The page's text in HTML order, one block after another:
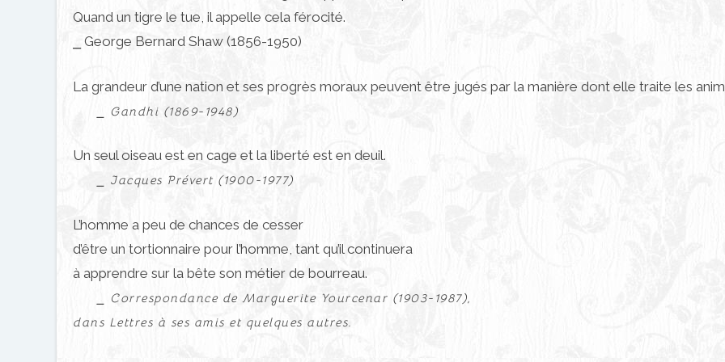
Quand un tigre le tue, il appelle cela férocité.
⎯ George Bernard Shaw (1856-1950)
La grandeur d’une nation et ses progrès moraux peuvent être jugés par la manière dont elle traite les
⎯ Gandhi (1869-1948)
Un seul oiseau est en cage et la liberté est en deuil.
⎯ Jacques Prévert (1900-1977)
L’homme a peu de chances de cesser
d’être un tortionnaire pour l’homme, tant qu’il continuera
à apprendre sur la bête son métier de bourreau.
⎯ Correspondance de Marguerite Yourcenar (1903-1987),
dans Lettres à ses amis et quelques autres.